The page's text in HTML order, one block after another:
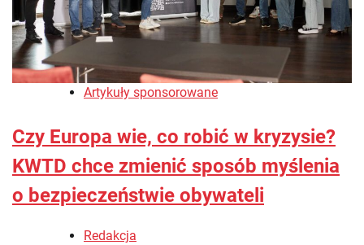
Artykuły sponsorowane
Czy Europa wie, co robić w kryzysie?
KWTD chce zmienić sposób myślenia
o bezpieczeństwie obywateli
Redakcja